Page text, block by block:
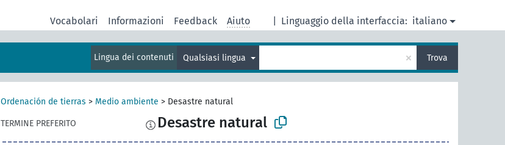
Linguaggio della interfaccia: italiano
Vocabolari Informazioni Feedback Aiuto
Lingua dei contenuti Qualsiasi lingua × Trova
Ordenación de tierras > Medio ambiente > Desastre natural
TERMINE PREFERITO Desastre natural